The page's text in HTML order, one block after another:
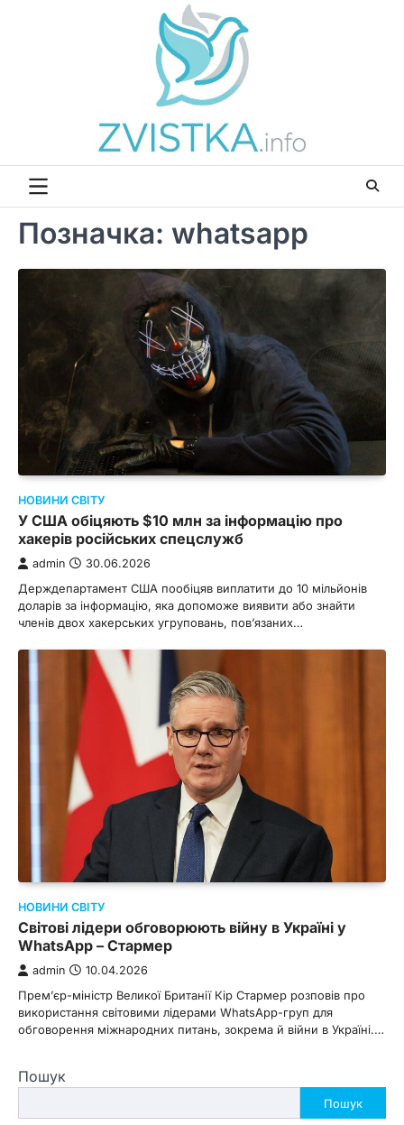
Позначка: whatsapp
НОВИНИ СВІТУ
У США обіцяють $10 млн за інформацію про
хакерів російських спецслужб
admin 30.06.2026
Держдепартамент США пообіцяв виплатити до 10 мільйонів
доларів за інформацію, яка допоможе виявити або знайти
членів двох хакерських угруповань, пов’язаних…
НОВИНИ СВІТУ
Світові лідери обговорюють війну в Україні у
WhatsApp – Стармер
admin 10.04.2026
Прем’єр-міністр Великої Британії Кір Стармер розповів про
використання світовими лідерами WhatsApp-груп для
обговорення міжнародних питань, зокрема й війни в Україні.…
Пошук
Пошук